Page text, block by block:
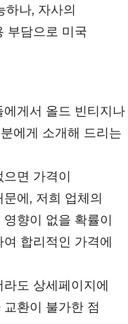
하나, 자사의
부담으로 미국
게서 올드 빈티지나
에게 소개해 드리는
면 가격이
에, 저희 업체의
향이 없을 확률이
합리적인 가격에
도 상세페이지에
환이 불가한 점